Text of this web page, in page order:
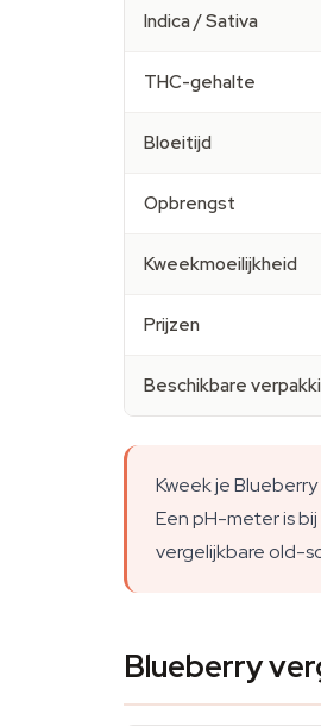
Indica / Sativa
THC-gehalte
Bloeitijd
Opbrengst
Kweekmoeilijkheid
Prijzen
Beschikbare
Kweek je
Een pH-meter is
vergelijkbare old-
Blueberry